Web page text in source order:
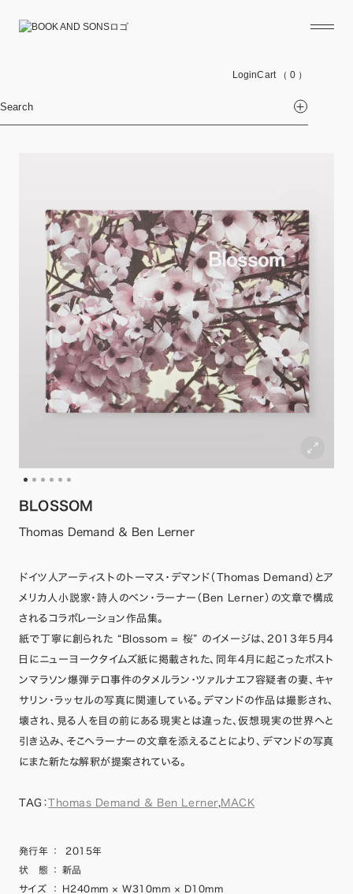
LoginCart （ 0 ）
Search
BLOSSOM
Thomas Demand ＆ Ben Lerner
ドイツ人アーティストのトーマス・デマンド（Thomas Demand）とア
メリカ人小説家・詩人のベン・ラーナー（Ben Lerner）の文章で構成
されるコラボレーション作品集。
紙で丁寧に創られた “Blossom = 桜” のイメージは、2013年5月4
日にニューヨークタイムズ紙に掲載された、同年4月に起こったボスト
ンマラソン爆弾テロ事件のタメルラン・ツァルナエフ容疑者の妻、キャ
サリン・ラッセルの写真に関連している。デマンドの作品は撮影され、
壊され、見る人を目の前にある現実とは違った、仮想現実の世界へと
引き込み、そこへラーナーの文章を添えることにより、デマンドの写真
にまた新たな解釈が提案されている。
TAG：Thomas Demand ＆ Ben Lerner,MACK
発行年 ：
2015年
状 態
：
新品
サイズ
：
H240mm × W310mm × D10mm